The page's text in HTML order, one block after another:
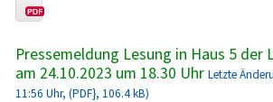
Pressemeldung Lesung in Haus 5 der
am 24.10.2023 um 18.30 Uhr Letzte
11:56 Uhr, (PDF}, 106.4 kB)